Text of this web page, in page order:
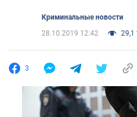
Криминальные новости
28.10.2019 12:42
29,1
3